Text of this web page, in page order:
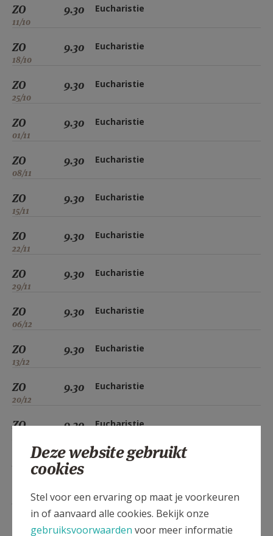
ZO
11/10
9.30 Eucharistie
ZO
18/10
9.30 Eucharistie
ZO
25/10
9.30 Eucharistie
ZO
01/11
9.30 Eucharistie
ZO
08/11
9.30 Eucharistie
ZO
15/11
9.30 Eucharistie
ZO
22/11
9.30 Eucharistie
ZO
29/11
9.30 Eucharistie
ZO
06/12
9.30 Eucharistie
ZO
13/12
9.30 Eucharistie
ZO
20/12
9.30 Eucharistie
ZO 9.30 Eucharistie
03/01
9.30 Eucharistie
10/01
9.30 Eucharistie
Deze website gebruikt
cookies
Stel voor een ervaring op maat je voorkeuren
in of aanvaard alle cookies. Bekijk onze
gebruiksvoorwaarden voor meer informatie